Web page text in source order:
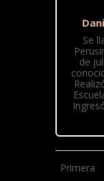
Se
de
Primera